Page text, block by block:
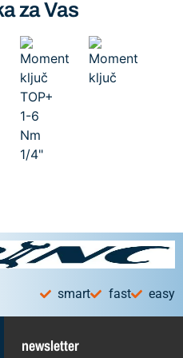
za Vas
smart fast easy
newsletter